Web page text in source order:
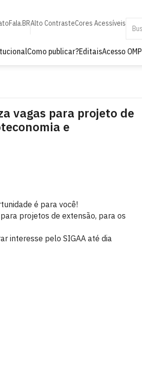
Fala.BRAlto ContrasteCores Acessíveis
Como publicar?EditaisAcesso OMP
vagas para projeto de
e
é para você!
projetos de extensão, para os
interesse pelo SIGAA até dia